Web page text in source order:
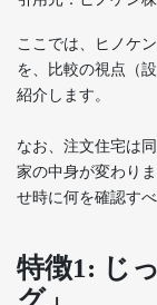
ここでは、ヒノケ
を、比較の視点（
紹介します。
なお、注文住宅は
家の中身が変わり
せ時に何を確認す
特徴1: じ